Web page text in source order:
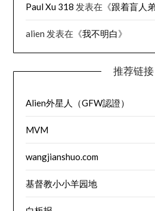
Paul Xu 318 发表在《跟着盲人
alien 发表在《我不明白》
推荐链接
Alien外星人（GFW認證）
MVM
wangjianshuo.com
基督教小小羊园地